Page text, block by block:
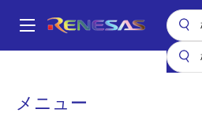
ン
Main
メニュー
パ
VME
CA91C142D